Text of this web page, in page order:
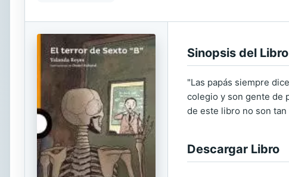
Sinopsis del Libro
"Las papás siempre
colegio y son gente de
de este libro no son
Descargar Libro